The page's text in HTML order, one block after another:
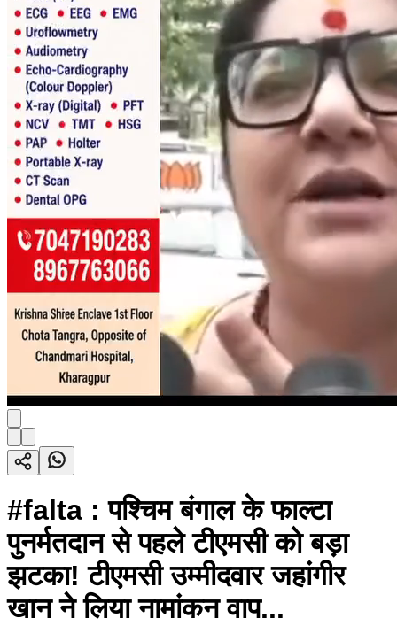
#falta : पश्चिम बंगाल के फाल्टा
पुनर्मतदान से पहले टीएमसी को बड़ा
झटका! टीएमसी उम्मीदवार जहांगीर
खान ने लिया नामांकन वाप...